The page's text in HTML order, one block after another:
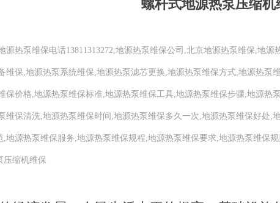
螺杆式地源热泵压缩机
源热泵维保电话13811313272,地源热泵维保公司,北京地源热泵维保,地
维保,地源热泵系统维保,地源热泵滤芯更换,地源热泵维保方式,地源热泵
保价格,地源热泵维保标准,地源热泵维保工具,地源热泵维保步骤,地源热
维保清洗,地源热泵维保时间,地源热泵维保多久一次,地源热泵维保好处,
,地源热泵维保服务,地源热泵维保规程,地源热泵维保要求,地源热泵维保
压缩机维保